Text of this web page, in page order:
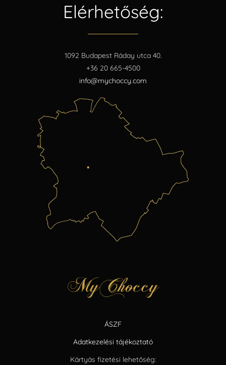
Elérhetőség:
1092 Budapest Ráday utca 40.
+36 20 665-4500
info@mychoccy.com
ÁSZF
Adatkezelési tájékoztató
Kártyás fizetési lehetőség: